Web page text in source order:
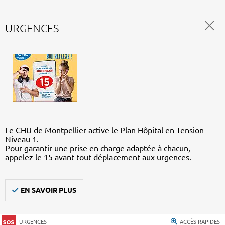
URGENCES
Le CHU de Montpellier active le Plan Hôpital en Tension –
Niveau 1.
Pour garantir une prise en charge adaptée à chacun,
appelez le 15 avant tout déplacement aux urgences.
EN SAVOIR PLUS
URGENCES ACCÈS RAPIDES